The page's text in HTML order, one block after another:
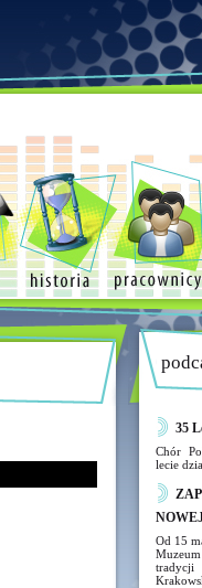
35
Chór
lecie
Od 15
tradycji